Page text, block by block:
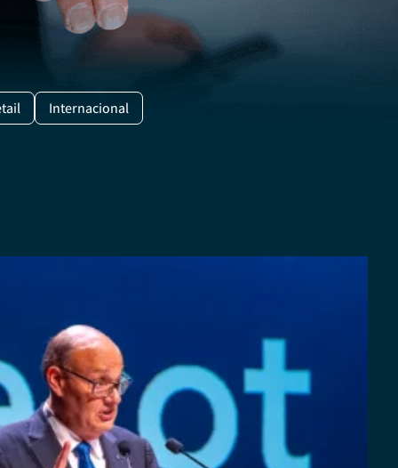
Internacional